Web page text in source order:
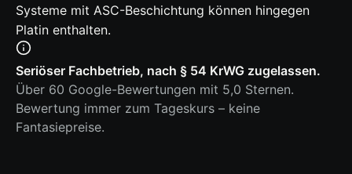
Systeme mit ASC-Beschichtung können hingegen
Platin enthalten.
Seriöser Fachbetrieb, nach § 54 KrWG zugelassen.
Über 60 Google-Bewertungen mit 5,0 Sternen.
Bewertung immer zum Tageskurs – keine
Fantasiepreise.